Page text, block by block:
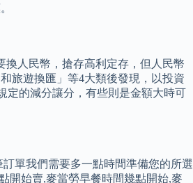
人民幣，搶存高利定存，但人民幣
旅遊換匯」等4大類後發現，以投資
定的減分讓分，有些則是金額大時可
單我們需要多一點時間準備您的所選
開始賣,麥當勞早餐時間幾點開始,麥